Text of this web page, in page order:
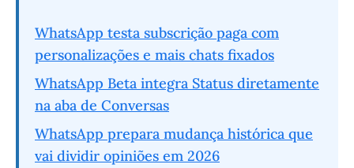
WhatsApp testa subscrição paga com
personalizações e mais chats fixados
WhatsApp Beta integra Status diretamente
na aba de Conversas
WhatsApp prepara mudança histórica que
vai dividir opiniões em 2026